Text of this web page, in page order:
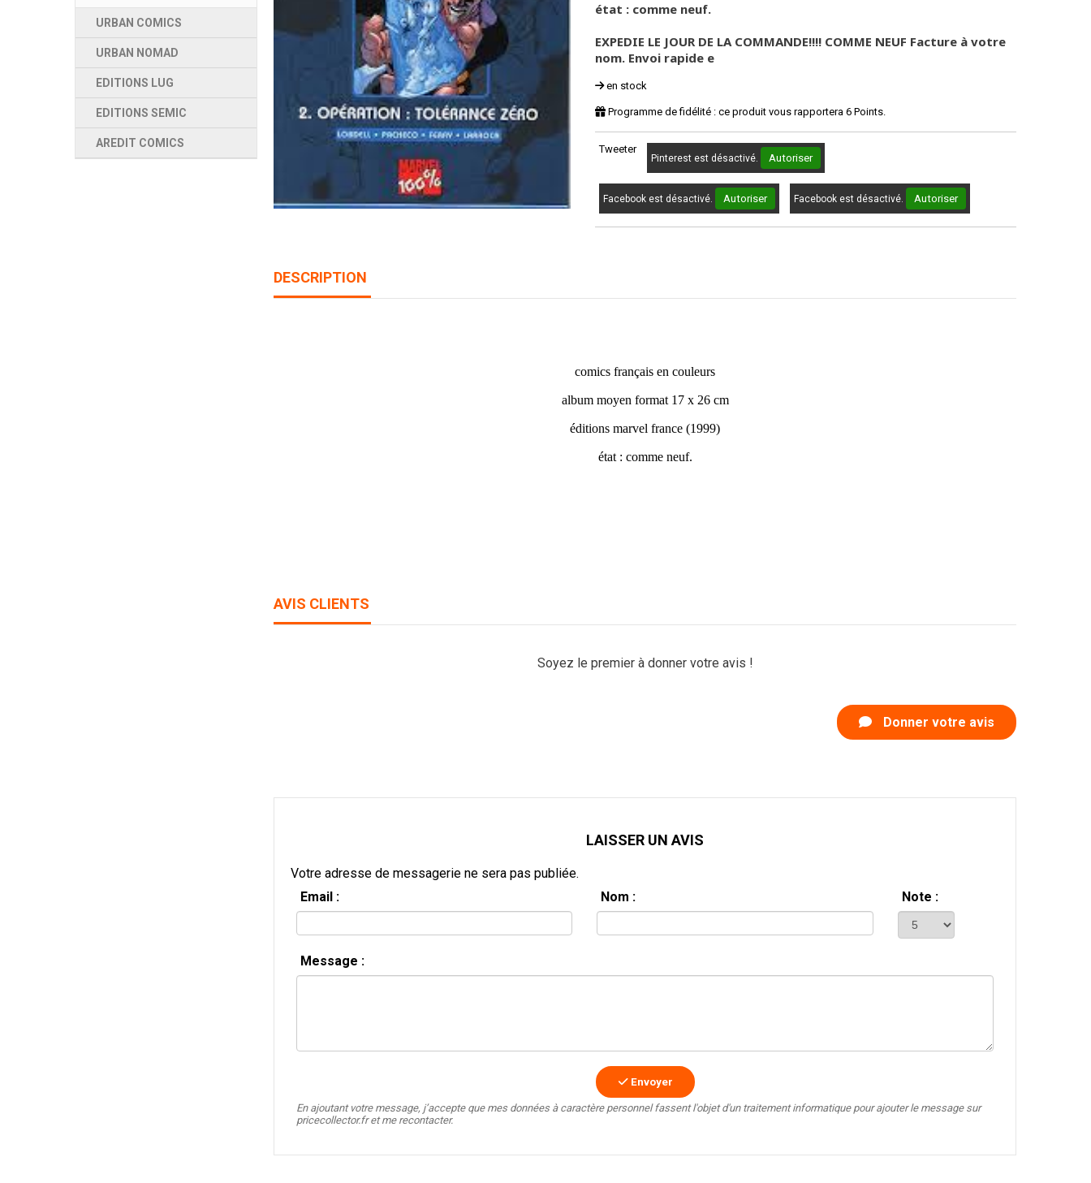
URBAN COMICS
URBAN NOMAD
EDITIONS LUG
EDITIONS SEMIC
AREDIT COMICS
état : comme neuf.
EXPEDIE LE JOUR DE LA COMMANDE!!!! COMME NEUF Facture à votre
nom. Envoi rapide e
en stock
Programme de fidélité : ce produit vous rapportera 6 Points.
Tweeter
Pinterest est désactivé. Autoriser
Facebook est désactivé. Autoriser Facebook est désactivé. Autoriser
DESCRIPTION
comics français en couleurs
album moyen format 17 x 26 cm
éditions marvel france (1999)
état : comme neuf.
AVIS CLIENTS
Soyez le premier à donner votre avis !
Donner votre avis
LAISSER UN AVIS
Votre adresse de messagerie ne sera pas publiée.
Email :
Nom : Note :
Message :
Envoyer
En ajoutant votre message, j’accepte que mes données à caractère personnel fassent l'objet d'un traitement informatique pour ajouter le message sur
pricecollector.fr et me recontacter.